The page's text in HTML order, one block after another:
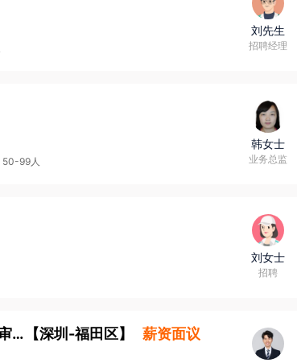
刘先生
招聘经理
50-99人
韩女士
业务总监
刘女士
招聘
【长城证券资产管理有限公司】ABS质控审核岗(J10326) 【深圳-福田区】 薪资面议